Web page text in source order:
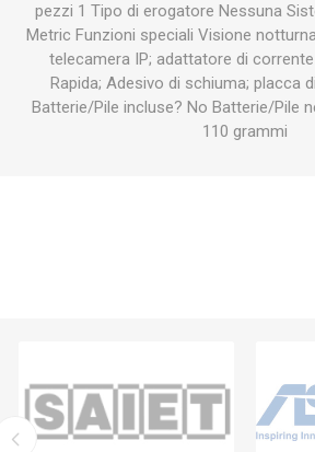
pezzi 1 Tipo di erogatore Nessuna
Metric Funzioni speciali Visione
telecamera IP; adattatore di corrente
Rapida; Adesivo di schiuma; placca
Batterie/Pile incluse? No Batterie/Pile
110 grammi